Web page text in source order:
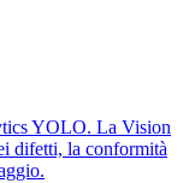
YOLO. La Vision
difetti, la conformità